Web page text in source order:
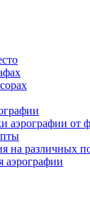
аэрографии от
на различных
аэрографии